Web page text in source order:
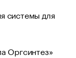
системы для
Оргсинтез»